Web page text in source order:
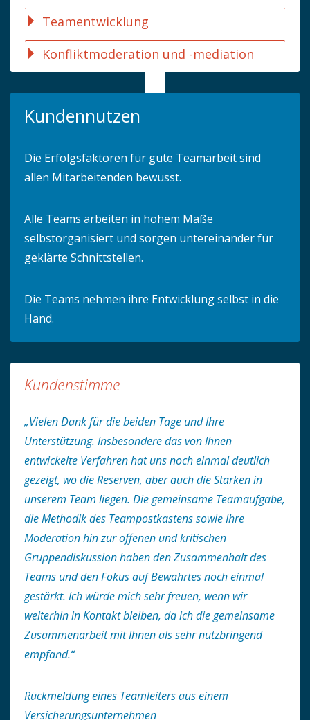
Teamentwicklung
Konfliktmoderation und -mediation
Kundennutzen
Die Erfolgsfaktoren für gute Teamarbeit sind
allen Mitarbeitenden bewusst.
Alle Teams arbeiten in hohem Maße
selbstorganisiert und sorgen untereinander für
geklärte Schnittstellen.
Die Teams nehmen ihre Entwicklung selbst in die
Hand.
Kundenstimme
„Vielen Dank für die beiden Tage und Ihre
Unterstützung. Insbesondere das von Ihnen
entwickelte Verfahren hat uns noch einmal deutlich
gezeigt, wo die Reserven, aber auch die Stärken in
unserem Team liegen. Die gemeinsame Teamaufgabe,
die Methodik des Teampostkastens sowie Ihre
Moderation hin zur offenen und kritischen
Gruppendiskussion haben den Zusammenhalt des
Teams und den Fokus auf Bewährtes noch einmal
gestärkt. Ich würde mich sehr freuen, wenn wir
weiterhin in Kontakt bleiben, da ich die gemeinsame
Zusammenarbeit mit Ihnen als sehr nutzbringend
empfand.“
Rückmeldung eines Teamleiters aus einem
Versicherungsunternehmen